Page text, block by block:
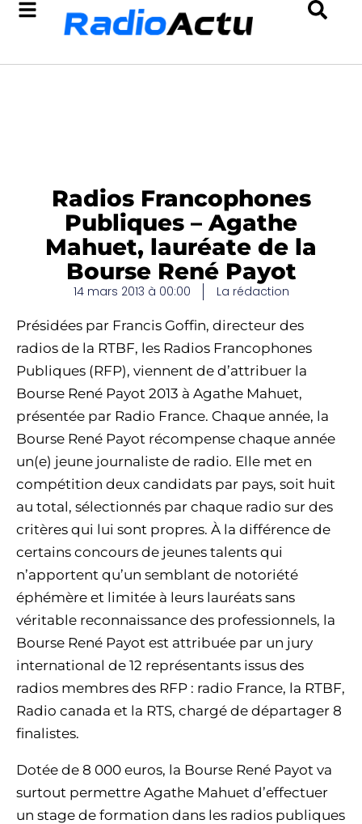
Radios Francophones
Publiques – Agathe
Mahuet, lauréate de la
Bourse René Payot
14 mars 2013 à 00:00 La rédaction
Présidées par Francis Goffin, directeur des
radios de la RTBF, les Radios Francophones
Publiques (RFP), viennent de d’attribuer la
Bourse René Payot 2013 à Agathe Mahuet,
présentée par Radio France. Chaque année, la
Bourse René Payot récompense chaque année
un(e) jeune journaliste de radio. Elle met en
compétition deux candidats par pays, soit huit
au total, sélectionnés par chaque radio sur des
critères qui lui sont propres. À la différence de
certains concours de jeunes talents qui
n’apportent qu’un semblant de notoriété
éphémère et limitée à leurs lauréats sans
véritable reconnaissance des professionnels, la
Bourse René Payot est attribuée par un jury
international de 12 représentants issus des
radios membres des RFP : radio France, la RTBF,
Radio canada et la RTS, chargé de départager 8
finalistes.
Dotée de 8 000 euros, la Bourse René Payot va
surtout permettre Agathe Mahuet d’effectuer
un stage de formation dans les radios publiques